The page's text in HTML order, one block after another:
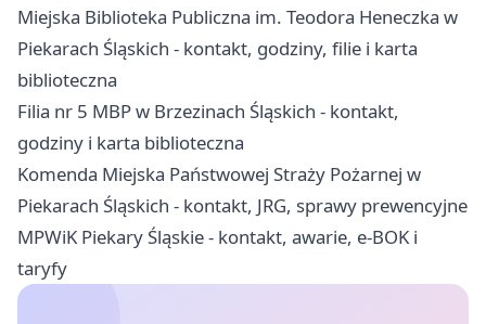
Miejska Biblioteka Publiczna im. Teodora Heneczka w
Piekarach Śląskich - kontakt, godziny, filie i karta
biblioteczna
Filia nr 5 MBP w Brzezinach Śląskich - kontakt,
godziny i karta biblioteczna
Komenda Miejska Państwowej Straży Pożarnej w
Piekarach Śląskich - kontakt, JRG, sprawy prewencyjne
MPWiK Piekary Śląskie - kontakt, awarie, e-BOK i
taryfy